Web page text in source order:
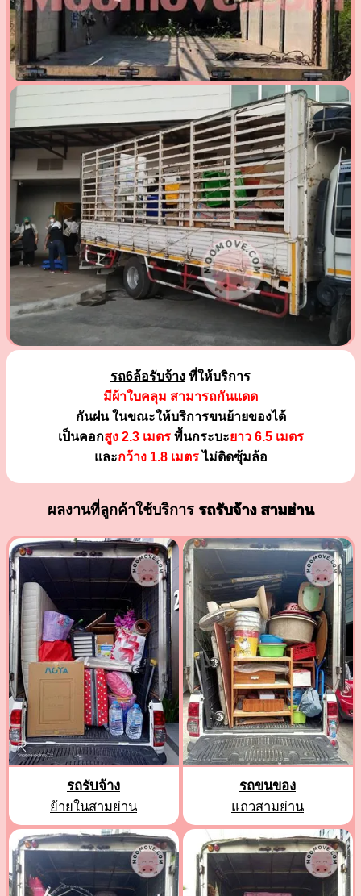
รถ6ล้อรับจ้าง ที่ให้บริการ
มีผ้าใบคลุม สามารถกันแดด
กันฝน ในขณะให้บริการขนย้ายของได้
เป็นคอกสูง 2.3 เมตรพื้นกระบะยาว 6.5 เมตร
และกว้าง 1.8 เมตรไม่ติดซุ้มล้อ
ผลงานที่ลูกค้าใช้บริการ รถรับจ้าง สามย่าน
รถรับจ้าง
ย้ายในสามย่าน
รถขนของ
แถวสามย่าน